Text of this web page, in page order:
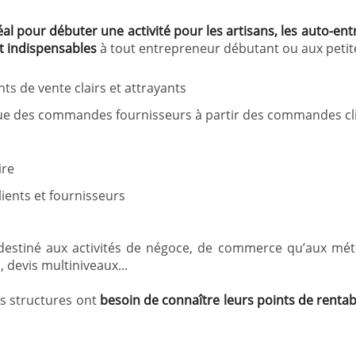
pour débuter une activité pour les artisans, les auto-
indispensablesà tout entrepreneur débutant ou aux
de vente clairs et attrayants
des commandes fournisseurs à partir des commandes
et fournisseurs
aux activités de négoce, de commerce qu’aux
devis multiniveaux...
structures ont besoin de connaître leurs points de